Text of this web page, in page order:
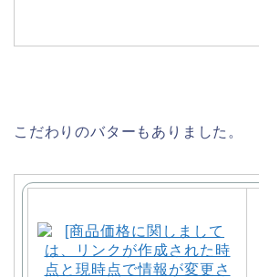
こだわりのバターもありました。